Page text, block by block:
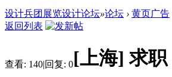
设计兵团展览设计论坛»论坛 › 黄页广告
返回列表
查看: 140|回复: 0[上海]求职